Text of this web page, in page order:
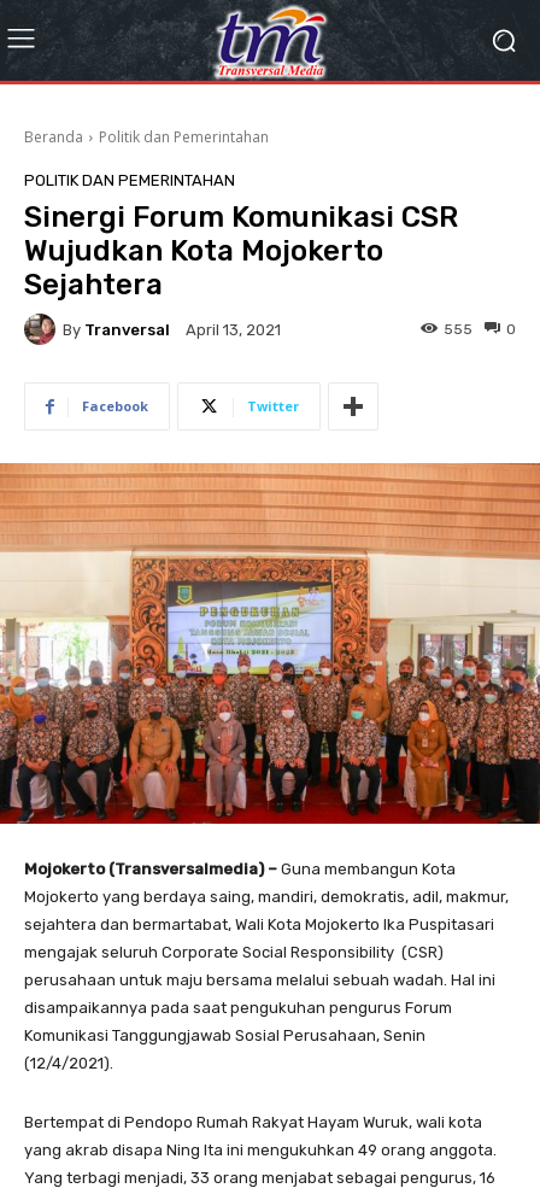
Beranda Politik dan Pemerintahan
POLITIK DAN PEMERINTAHAN
Sinergi Forum Komunikasi CSR
Wujudkan Kota Mojokerto
Sejahtera
By Tranversal April 13, 2021 0
555
Facebook Twitter
Mojokerto (Transversalmedia) – Guna membangun Kota
Mojokerto yang berdaya saing, mandiri, demokratis, adil, makmur,
sejahtera dan bermartabat, Wali Kota Mojokerto Ika Puspitasari
mengajak seluruh Corporate Social Responsibility (CSR)
perusahaan untuk maju bersama melalui sebuah wadah. Hal ini
disampaikannya pada saat pengukuhan pengurus Forum
Komunikasi Tanggungjawab Sosial Perusahaan, Senin
(12/4/2021).
Bertempat di Pendopo Rumah Rakyat Hayam Wuruk, wali kota
yang akrab disapa Ning Ita ini mengukuhkan 49 orang anggota.
Yang terbagi menjadi, 33 orang menjabat sebagai pengurus, 16